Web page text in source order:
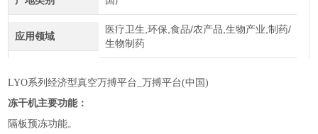
应用领域
医疗卫生,环保,食品/农产品,生物产业,制药/
生物制药
LYO系列经济型真空万搏平台_万搏平台(中国)
冻干机主要功能：
隔板预冻功能。